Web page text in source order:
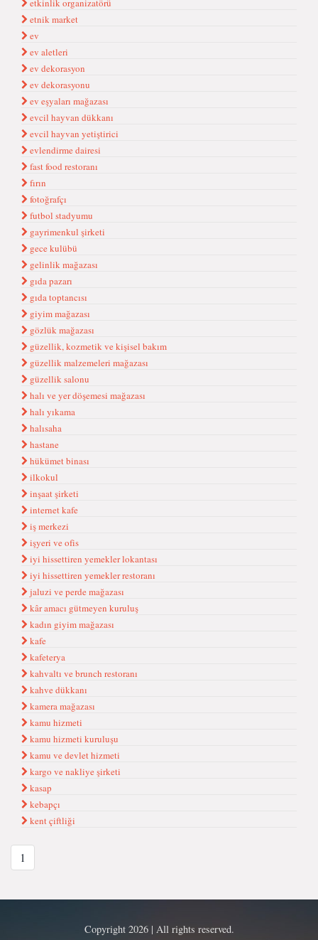
etkinlik organizatörü
etnik market
ev
ev aletleri
ev dekorasyon
ev dekorasyonu
ev eşyaları mağazası
evcil hayvan dükkanı
evcil hayvan yetiştirici
evlendirme dairesi
fast food restoranı
fırın
fotoğrafçı
futbol stadyumu
gayrimenkul şirketi
gece kulübü
gelinlik mağazası
gıda pazarı
gıda toptancısı
giyim mağazası
gözlük mağazası
güzellik, kozmetik ve kişisel bakım
güzellik malzemeleri mağazası
güzellik salonu
halı ve yer döşemesi mağazası
halı yıkama
halısaha
hastane
hükümet binası
ilkokul
inşaat şirketi
internet kafe
iş merkezi
işyeri ve ofis
iyi hissettiren yemekler lokantası
iyi hissettiren yemekler restoranı
jaluzi ve perde mağazası
kâr amacı gütmeyen kuruluş
kadın giyim mağazası
kafe
kafeterya
kahvaltı ve brunch restoranı
kahve dükkanı
kamera mağazası
kamu hizmeti
kamu hizmeti kuruluşu
kamu ve devlet hizmeti
kargo ve nakliye şirketi
kasap
kebapçı
kent çiftliği
1
Copyright 2026 | All rights reserved.